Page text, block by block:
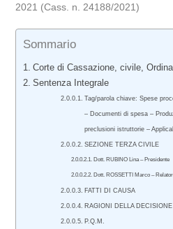
2021 (Cass. n. 24188/2021)
Sommario
Corte di Cassazione, civile,
Sentenza Integrale
Tag/parola chiave: Spese
– Documenti di spesa –
preclusioni istruttorie –
SEZIONE TERZA CIVILE
Dott. RUBINO Lina – Presidente
Dott. ROSSETTI Marco –
FATTI DI CAUSA
RAGIONI DELLA DECISIONE
P.Q.M.